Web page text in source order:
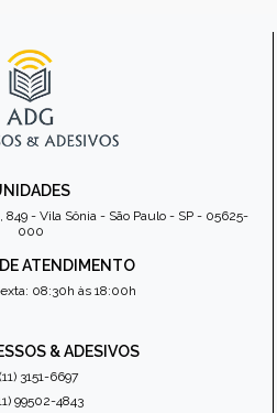
849 - Vila Sônia - São Paulo - SP - 05625-
000
ATENDIMENTO
08:30h às 18:00h
& ADESIVOS
(11) 3151-6697
99502-4843